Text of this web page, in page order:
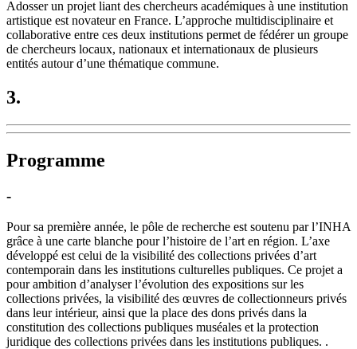
Adosser un projet liant des chercheurs académiques à une institution
artistique est novateur en France. L’approche multidisciplinaire et
collaborative entre ces deux institutions permet de fédérer un groupe
de chercheurs locaux, nationaux et internationaux de plusieurs
entités autour d’une thématique commune.
3.
Programme
-
Pour sa première année, le pôle de recherche est soutenu par l’INHA
grâce à une carte blanche pour l’histoire de l’art en région. L’axe
développé est celui de la visibilité des collections privées d’art
contemporain dans les institutions culturelles publiques. Ce projet a
pour ambition d’analyser l’évolution des expositions sur les
collections privées, la visibilité des œuvres de collectionneurs privés
dans leur intérieur, ainsi que la place des dons privés dans la
constitution des collections publiques muséales et la protection
juridique des collections privées dans les institutions publiques. .